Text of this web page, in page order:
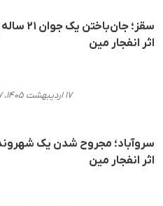
سقز؛ جان‌باختن یک
اثر انفجار مین
۱۷ اردیبهشت ۱۴۰۵، ۲۰:۴۷
سروآباد؛ مجروح شدن یک
اثر انفجار مین